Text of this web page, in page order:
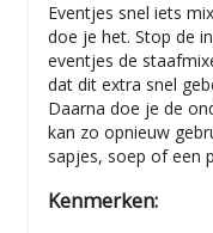
Eventjes snel iets
doe je het. Stop de
eventjes de
dat dit extra snel
Daarna doe je de
kan zo opnieuw
sapjes, soep of een
Kenmerken: